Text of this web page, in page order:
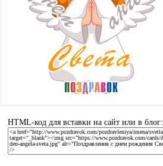
HTML-код для вставки на сайт или в блог: